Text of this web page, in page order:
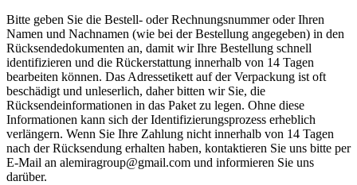
Bitte geben Sie die Bestell- oder Rechnungsnummer oder Ihren
Namen und Nachnamen (wie bei der Bestellung angegeben) in den
Rücksendedokumenten an, damit wir Ihre Bestellung schnell
identifizieren und die Rückerstattung innerhalb von 14 Tagen
bearbeiten können. Das Adressetikett auf der Verpackung ist oft
beschädigt und unleserlich, daher bitten wir Sie, die
Rücksendeinformationen in das Paket zu legen. Ohne diese
Informationen kann sich der Identifizierungsprozess erheblich
verlängern. Wenn Sie Ihre Zahlung nicht innerhalb von 14 Tagen
nach der Rücksendung erhalten haben, kontaktieren Sie uns bitte per
E-Mail an alemiragroup@gmail.com und informieren Sie uns
darüber.